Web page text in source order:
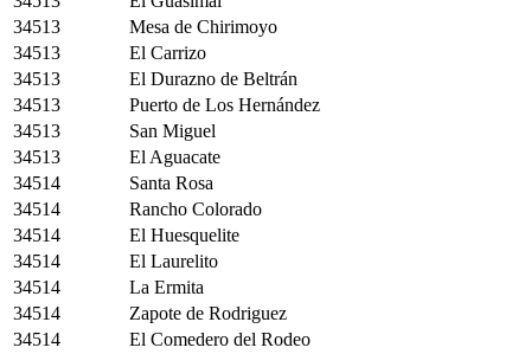
34513
Mesa de Chirimoyo
34513
El Carrizo
34513
El Durazno de Beltrán
34513
Puerto de Los Hernández
34513
San Miguel
34513
El Aguacate
34514
Santa Rosa
34514
Rancho Colorado
34514
El Huesquelite
34514
El Laurelito
34514
La Ermita
34514
Zapote de Rodriguez
34514
El Comedero del Rodeo